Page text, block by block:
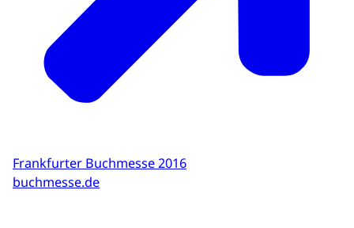
Frankfurter Buchmesse 2016
buchmesse.de